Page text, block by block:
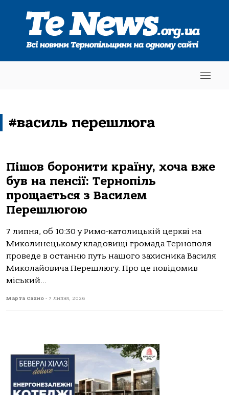
#василь перешлюга
Пішов боронити країну, хоча вже
був на пенсії: Тернопіль
прощається з Василем
Перешлюгою
7 липня, об 10:30 у Римо-католицькій церкві на
Миколинецькому кладовищі громада Тернополя
проведе в останню путь нашого захисника Василя
Миколайовича Перешлюгу. Про це повідомив
міський...
Марта Сахно - 7 Липня, 2026